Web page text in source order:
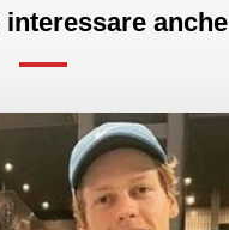
anche